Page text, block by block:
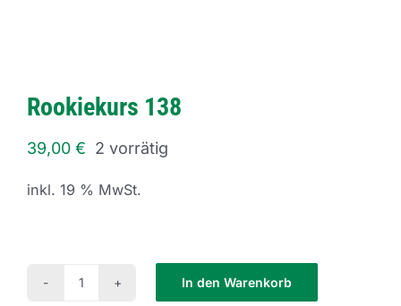
Rookiekurs 138
39,00 € 2 vorrätig
inkl. 19 % MwSt.
Rookiekurs
In den Warenkorb